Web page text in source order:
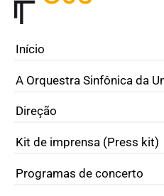
Início
A Orquestra Sinfônica da
Direção
Kit de imprensa (Press kit)
Programas de concerto